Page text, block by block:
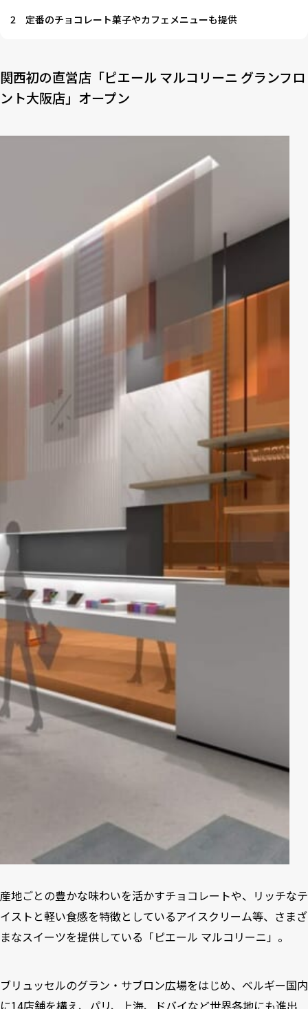
2
定番のチョコレート菓子やカフェメニューも提供
関西初の直営店「ピエール マルコリーニ グランフロ
ント大阪店」オープン
産地ごとの豊かな味わいを活かすチョコレートや、リッチなテ
イストと軽い食感を特徴としているアイスクリーム等、さまざ
まなスイーツを提供している「ピエール マルコリーニ」。
ブリュッセルのグラン・サブロン広場をはじめ、ベルギー国内